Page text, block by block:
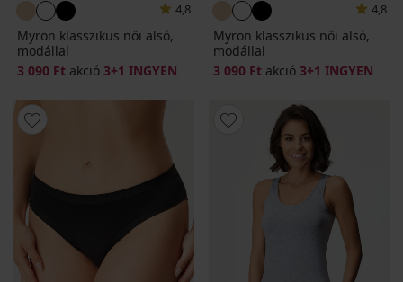
4,8
Myron klasszikus női alsó,
modállal
3 090 Ft akció 3+1 INGYEN
4,8
Myron klasszikus női alsó,
modállal
3 090 Ft akció 3+1 INGYEN